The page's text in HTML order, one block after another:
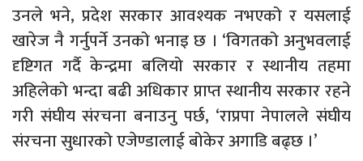
उनले भने, प्रदेश सरकार आवश्यक नभएको र यसलाई
खारेज नै गर्नुपर्ने उनको भनाइ छ । ‘विगतको अनुभवलाई
दृष्टिगत गर्दै केन्द्रमा बलियो सरकार र स्थानीय तहमा
अहिलेको भन्दा बढी अधिकार प्राप्त स्थानीय सरकार रहने
गरी संघीय संरचना बनाउनु पर्छ, ‘राप्रपा नेपालले संघीय
संरचना सुधारको एजेण्डालाई बोकेर अगाडि बढ्छ ।’